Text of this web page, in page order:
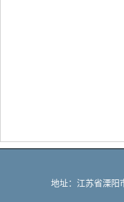
地址：江苏省溧阳